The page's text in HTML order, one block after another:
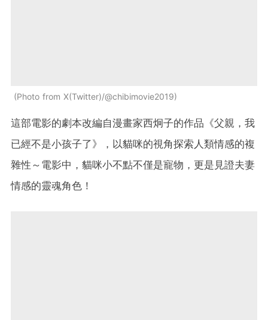
Photo from X(Twitter)/@chibimovie2019
這部電影的劇本改編自漫畫家西炯子的作品《父親，我
已經不是小孩子了》，以貓咪的視角探索人類情感的複
雜性～電影中，貓咪小不點不僅是寵物，更是見證夫妻
情感的靈魂角色！